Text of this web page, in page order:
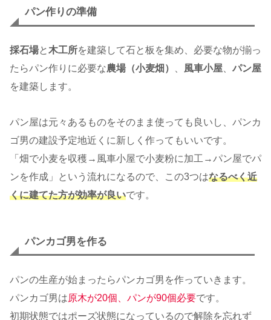
パン作りの準備
採石場と木工所を建築して石と板を集め、必要な物が揃っ
たらパン作りに必要な農場（小麦畑） 風車小屋
パン屋
を建築します。
パン屋は元々あるものをそのまま使っても良いし、パンカ
ゴ男の建設予定地近くに新しく作ってもいいです。
「畑で小麦を収穫→風車小屋で小麦粉に加工→パン屋でパ
ンを作成」という流れになるので、この3つはなるべく近
くに建てた方が効率が良いです。
パンカゴ男を作る
パンの生産が始まったらパンカゴ男を作っていきます。
パンカゴ男は原木が20個、パンが90個必要です。
初期状態ではポーズ状態になっているので解除を忘れず